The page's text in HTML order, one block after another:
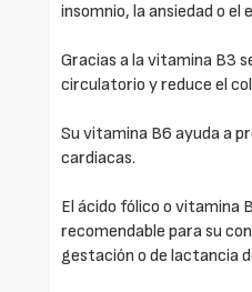
insomnio, la ansiedad o el
Gracias a la vitamina B3
circulatorio y reduce el
Su vitamina B6 ayuda a
cardiacas.
El ácido fólico o vitamina
recomendable para su
gestación o de lactancia